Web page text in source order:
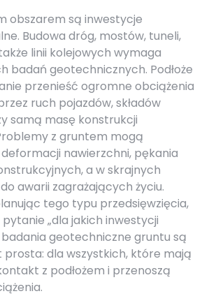
obszarem są inwestycje
Budowa dróg, mostów, tuneli,
linii kolejowych wymaga
badań geotechnicznych. Podłoże
przenieść ogromne obciążenia
ruch pojazdów, składów
samą masę konstrukcji
z gruntem mogą
nawierzchni, pękania
a w skrajnych
awarii zagrażających życiu.
tego typu przedsięwzięcia,
„dla jakich inwestycji
geotechniczne gruntu są
prosta: dla wszystkich, które mają
z podłożem i przenoszą